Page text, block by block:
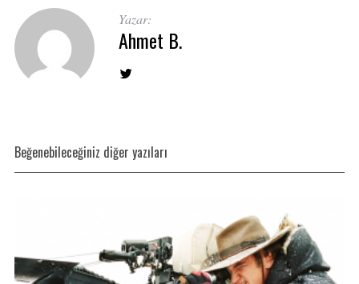
Yazar:
Ahmet B.
Beğenebileceğiniz diğer yazıları